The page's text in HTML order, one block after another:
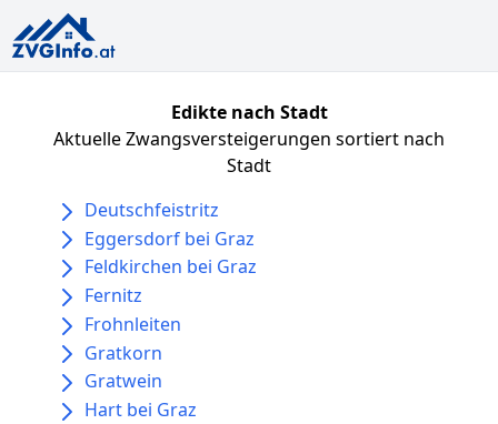
Edikte nach Stadt
Aktuelle Zwangsversteigerungen sortiert nach
Stadt
Deutschfeistritz
Eggersdorf bei Graz
Feldkirchen bei Graz
Fernitz
Frohnleiten
Gratkorn
Gratwein
Hart bei Graz